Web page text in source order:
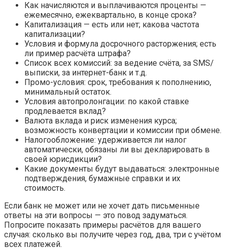
Как начисляются и выплачиваются проценты —
ежемесячно, ежеквартально, в конце срока?
Капитализация — есть или нет; какова частота
капитализации?
Условия и формула досрочного расторжения; есть
ли пример расчёта штрафа?
Список всех комиссий: за ведение счёта, за SMS/
выписки, за интернет-банк и т.д.
Промо-условия: срок, требования к пополнению,
минимальный остаток.
Условия автопролонгации: по какой ставке
продлевается вклад?
Валюта вклада и риск изменения курса;
возможность конвертации и комиссии при обмене.
Налогообложение: удерживается ли налог
автоматически, обязаны ли вы декларировать в
своей юрисдикции?
Какие документы будут выдаваться: электронные
подтверждения, бумажные справки и их
стоимость.
Если банк не может или не хочет дать письменные
ответы на эти вопросы — это повод задуматься.
Попросите показать примеры расчётов для вашего
случая: сколько вы получите через год, два, три с учётом
всех платежей.